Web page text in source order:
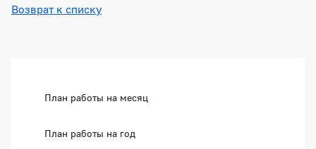
Возврат к списку
План работы на месяц
План работы на год